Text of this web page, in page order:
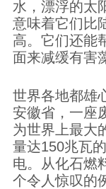
水，漂浮的太
意味着它们比
高。它们还能
面来减缓有害
世界各地都雄
安徽省，一座
为世界上最大
量达150兆瓦
电。从化石燃
个令人惊叹的